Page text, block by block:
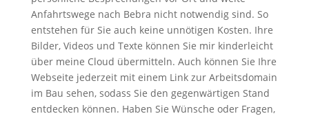
Anfahrtswege nach Bebra nicht notwendig sind. So
entstehen für Sie auch keine unnötigen Kosten. Ihre
Bilder, Videos und Texte können Sie mir kinderleicht
über meine Cloud übermitteln. Auch können Sie Ihre
Webseite jederzeit mit einem Link zur Arbeitsdomain
im Bau sehen, sodass Sie den gegenwärtigen Stand
entdecken können. Haben Sie Wünsche oder Fragen,